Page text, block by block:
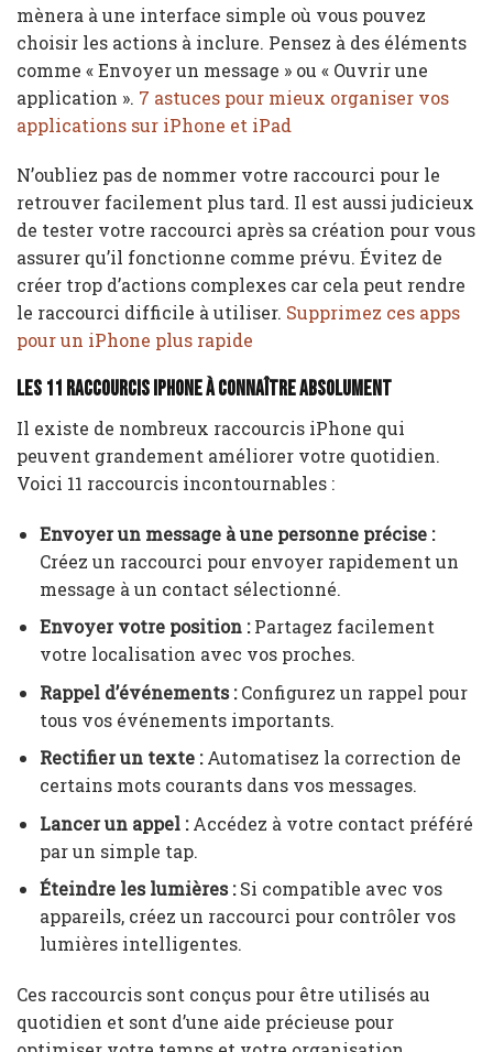
mènera à une interface simple où vous pouvez
choisir les actions à inclure. Pensez à des éléments
comme « Envoyer un message » ou « Ouvrir une
application ». 7 astuces pour mieux organiser vos
applications sur iPhone et iPad
N’oubliez pas de nommer votre raccourci pour le
retrouver facilement plus tard. Il est aussi judicieux
de tester votre raccourci après sa création pour vous
assurer qu’il fonctionne comme prévu. Évitez de
créer trop d’actions complexes car cela peut rendre
le raccourci difficile à utiliser. Supprimez ces apps
pour un iPhone plus rapide
Les 11 raccourcis iPhone à connaître absolument
Il existe de nombreux raccourcis iPhone qui
peuvent grandement améliorer votre quotidien.
Voici 11 raccourcis incontournables :
Envoyer un message à une personne précise :
Créez un raccourci pour envoyer rapidement un
message à un contact sélectionné.
Envoyer votre position :Partagez facilement
votre localisation avec vos proches.
Rappel d’événements :Configurez un rappel pour
tous vos événements importants.
Rectifier un texte :Automatisez la correction de
certains mots courants dans vos messages.
Lancer un appel :Accédez à votre contact préféré
par un simple tap.
Éteindre les lumières :Si compatible avec vos
appareils, créez un raccourci pour contrôler vos
lumières intelligentes.
Ces raccourcis sont conçus pour être utilisés au
quotidien et sont d’une aide précieuse pour